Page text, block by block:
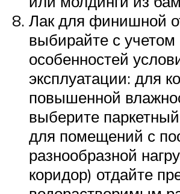
Лак для финишной
выбирайте с учетом
особенностей
эксплуатации: для
повышенной
выберите
для помещений с
разнообразной
коридор) отдайте